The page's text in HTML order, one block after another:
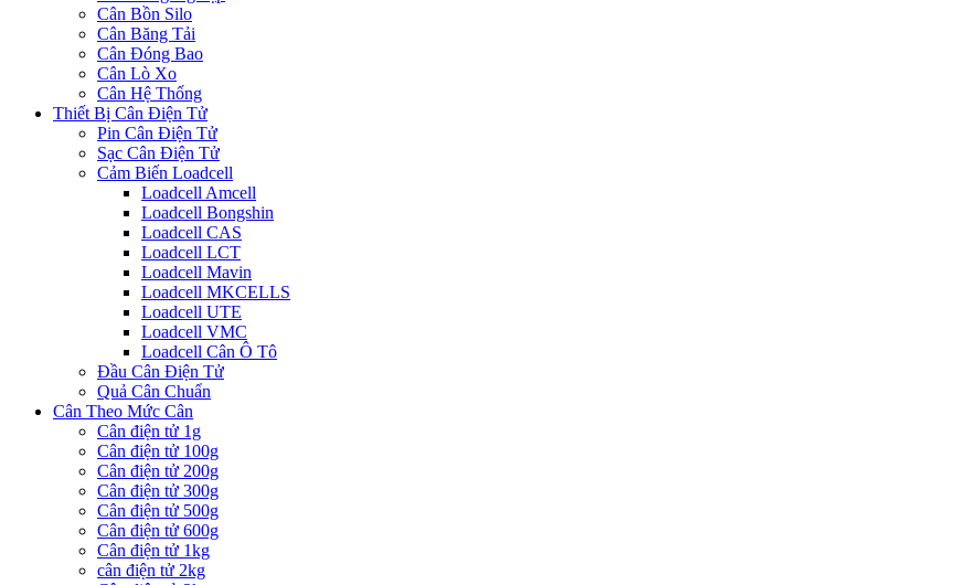
Cân Bồn Silo
Cân Băng Tải
Cân Đóng Bao
Cân Lò Xo
Cân Hệ Thống
Thiết Bị Cân Điện Tử
Pin Cân Điện Tử
Sạc Cân Điện Tử
Cảm Biến Loadcell
Loadcell Amcell
Loadcell Bongshin
Loadcell CAS
Loadcell LCT
Loadcell Mavin
Loadcell MKCELLS
Loadcell UTE
Loadcell VMC
Loadcell Cân Ô Tô
Đầu Cân Điện Tử
Quả Cân Chuẩn
Cân Theo Mức Cân
Cân điện tử 1g
Cân điện tử 100g
Cân điện tử 200g
Cân điện tử 300g
Cân điện tử 500g
Cân điện tử 600g
Cân điện tử 1kg
cân điện tử 2kg